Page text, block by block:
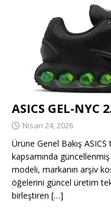
ASICS GEL-NYC
Nisan 24, 2026
Ürüne Genel Bakış
kapsamında
modeli, markanın arşiv
öğelerini güncel üretim
birleştiren […]